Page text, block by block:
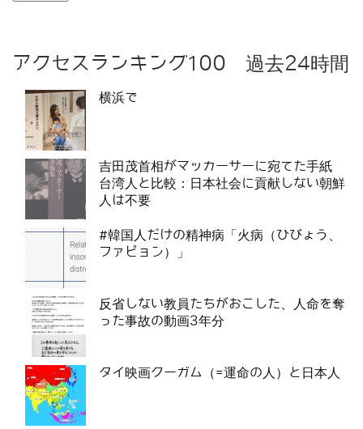
アクセスランキング100 過去24時間
横浜で
吉田茂首相がマッカーサーに宛てた手紙
台湾人と比較：日本社会に貢献しない朝鮮
人は不要
#韓国人だけの精神病「火病（ひびょう、
ファビョン）」
反省しない教員たちがおこした、人命を奪
った事故の動画3年分
タイ映画クーガム（=運命の人）と日本人